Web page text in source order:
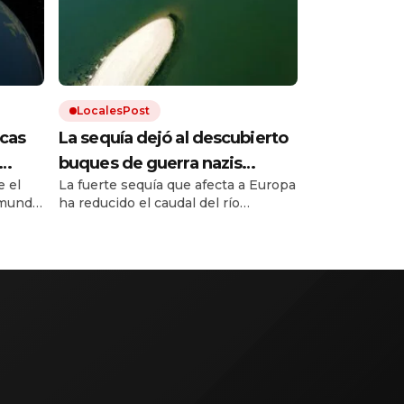
el
LocalesPost
La sequía dejó al descubierto
buques de guerra nazis
hundidos en un río europeo
La fuerte sequía que afecta a Europa
ha reducido el caudal del río
de buques de guerra alemanes